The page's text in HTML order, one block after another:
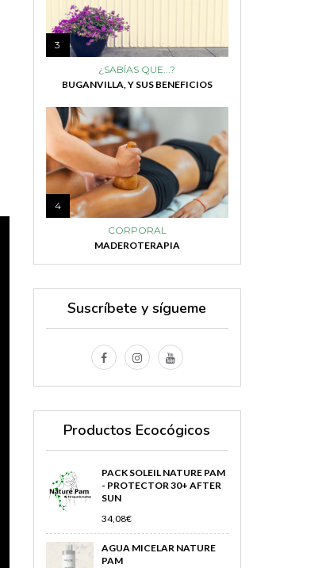
3
¿SABÍAS QUE...?
BUGANVILLA, Y SUS BENEFICIOS
4
CORPORAL
MADEROTERAPIA
Suscríbete y sígueme
Productos Ecocógicos
PACK SOLEIL NATURE PAM
- PROTECTOR 30+ AFTER
SUN
34,08€
AGUA MICELAR NATURE
PAM